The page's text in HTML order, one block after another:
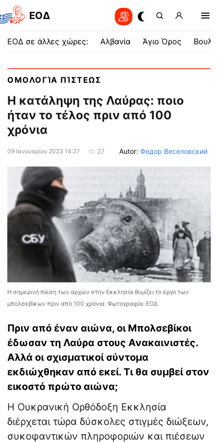
EOΔ
ΕΟΔ σε άλλες χώρες: Αλβανία Άγιο Όρος
ΟΜΟΛΟΓΊΑ ΠΊΣΤΕΩΣ
Η κατάληψη της Λαύρας: ποιο
ήταν τo τέλος πριν από 100
χρόνια
09 Ιανουαρίου 2023 14:27 27 Autor: Федор Веселовский
Η σημερινή πίεση των αρχών στην Εκκλησία θυμίζει το έργο των
μπολσεβίκων πριν από 100 χρόνια. Φωτογραφία: ΕΟΔ
Πριν από έναν αιώνα, οι Μπολσεβίκοι
έδωσαν τη Λαύρα στους Ανακαινιστές.
Αλλά οι σχισματικοί σύντομα
εκδιώχθηκαν από εκεί. Τι θα συμβεί στον
εικοστό πρώτο αιώνα;
Η Ουκρανική Ορθόδοξη Εκκλησία
διέρχεται τώρα δύσκολες στιγμές διώξεων,
συκοφαντικών πληροφοριών και πιέσεων